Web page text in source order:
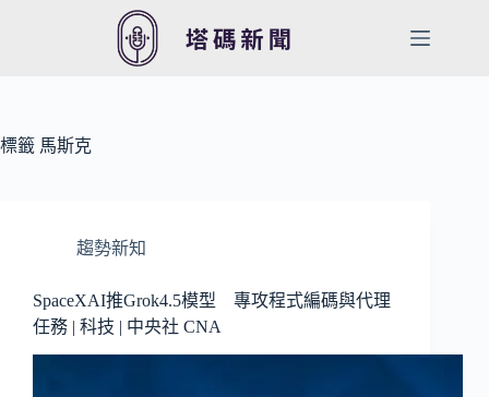
容
標籤 馬斯克
趨勢新知
SpaceXAI推Grok4.5模型 專攻程式編碼與代理
任務 | 科技 | 中央社 CNA